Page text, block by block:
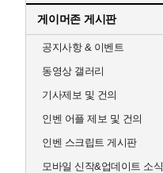
게이머존 게시판
공지사항 & 이벤트
동영상 갤러리
기사제보 및 건의
인벤 어플 제보 및 건의
인벤 스크립트 게시판
모바일 신작&업데이트 소식